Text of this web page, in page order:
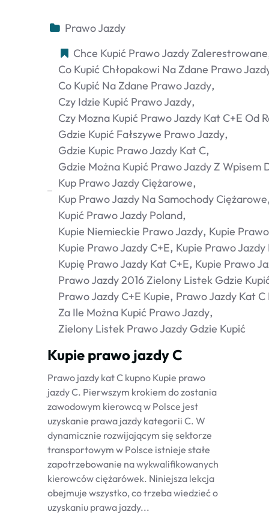
Prawo Jazdy
Chce Kupić Prawo Jazdy Zalerestrowane
Co Kupić Chłopakowi Na Zdane Prawo
Co Kupić Na Zdane Prawo Jazdy
Czy Idzie Kupić Prawo Jazdy
Czy Mozna Kupić Prawo Jazdy Kat C+e Od
Gdzie Kupić Fałszywe Prawo Jazdy
Gdzie Kupic Prawo Jazdy Kat C
Gdzie Można Kupić Prawo Jazdy Z Wpisem
Kup Prawo Jazdy Ciężarowe
Kup Prawo Jazdy Na Samochody Ciężarowe
Kupić Prawo Jazdy Poland
Kupie Niemieckie Prawo Jazdy Kupie
Kupie Prawo Jazdy C+e Kupie Prawo Jazdy
Kupię Prawo Jazdy Kat C+e Kupie Prawo
Prawo Jazdy 2016 Zielony Listek Gdzie
Prawo Jazdy C+e Kupie Prawo Jazdy Kat C
Za Ile Można Kupić Prawo Jazdy
Zielony Listek Prawo Jazdy Gdzie Kupić
Kupie prawo jazdy C
Prawo jazdy kat C kupno Kupie prawo
jazdy C. Pierwszym krokiem do zostania
zawodowym kierowcą w Polsce jest
uzyskanie prawa jazdy kategorii C. W
dynamicznie rozwijającym się sektorze
transportowym w Polsce istnieje stałe
zapotrzebowanie na wykwalifikowanych
kierowców ciężarówek. Niniejsza lekcja
obejmuje wszystko, co trzeba wiedzieć o
uzyskaniu prawa jazdy...